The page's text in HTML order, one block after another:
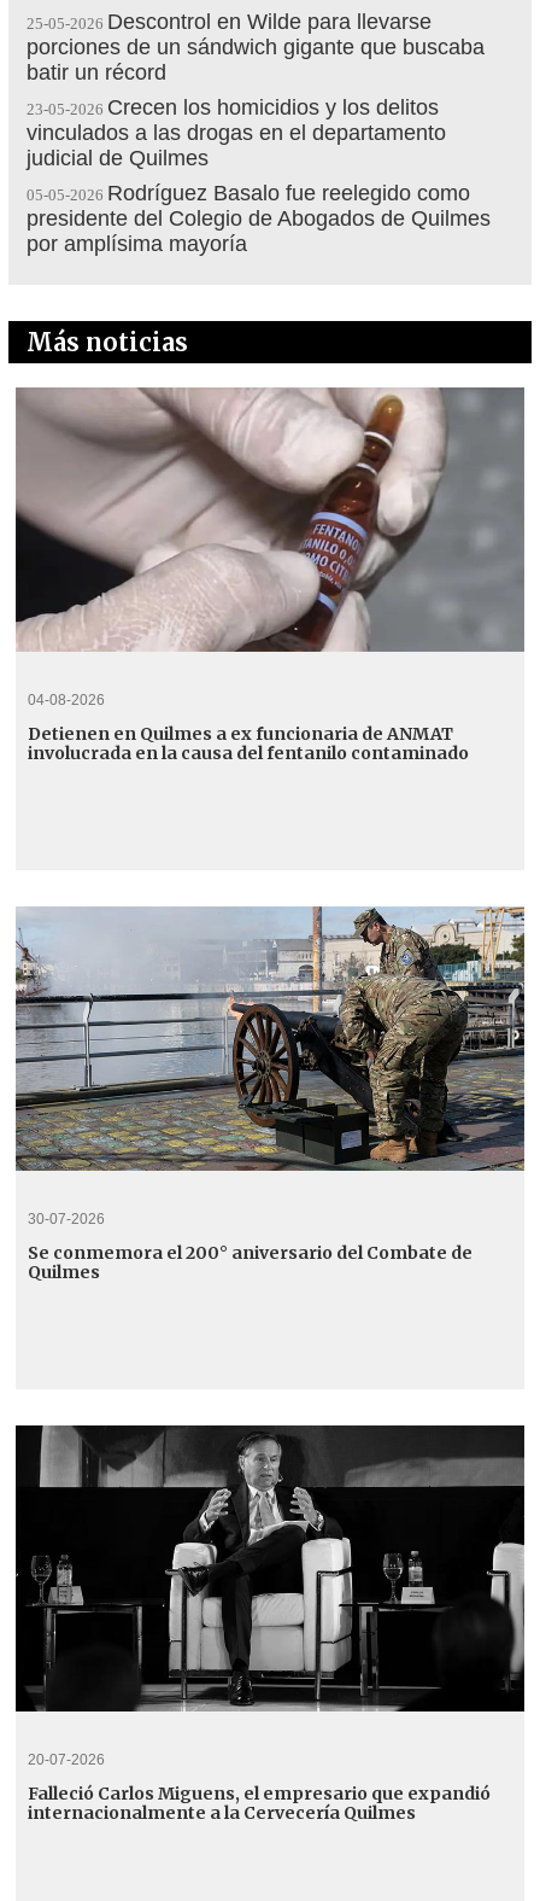
25-05-2026 Descontrol en Wilde para llevarse
porciones de un sándwich gigante que buscaba
batir un récord
23-05-2026 Crecen los homicidios y los delitos
vinculados a las drogas en el departamento
judicial de Quilmes
05-05-2026 Rodríguez Basalo fue reelegido como
presidente del Colegio de Abogados de Quilmes
por amplísima mayoría
Más noticias
04-08-2026
Detienen en Quilmes a ex funcionaria de ANMAT
involucrada en la causa del fentanilo contaminado
30-07-2026
Se conmemora el 200° aniversario del Combate de
Quilmes
20-07-2026
Falleció Carlos Miguens, el empresario que expandió
internacionalmente a la Cervecería Quilmes